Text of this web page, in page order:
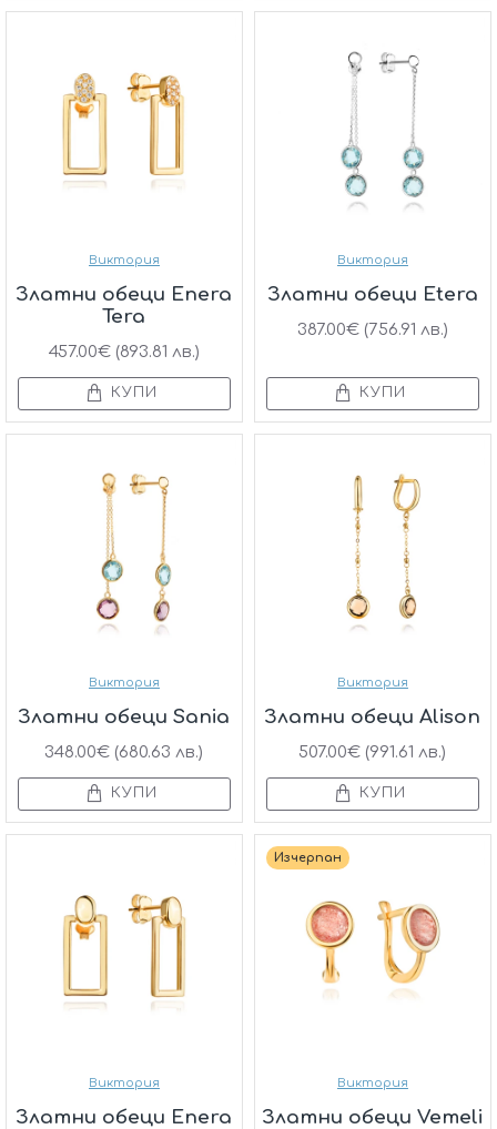
Виктория
Златни обеци Enera
Tera
457.00€ (893.81 лв.)
КУПИ
Виктория
Златни обеци Etera
387.00€ (756.91 лв.)
КУПИ
Виктория
Златни обеци Sania
348.00€ (680.63 лв.)
КУПИ
Виктория
Златни обеци Alison
507.00€ (991.61 лв.)
КУПИ
Виктория
Златни обеци Enera
Изчерпан
Виктория
Златни обеци Vemeli